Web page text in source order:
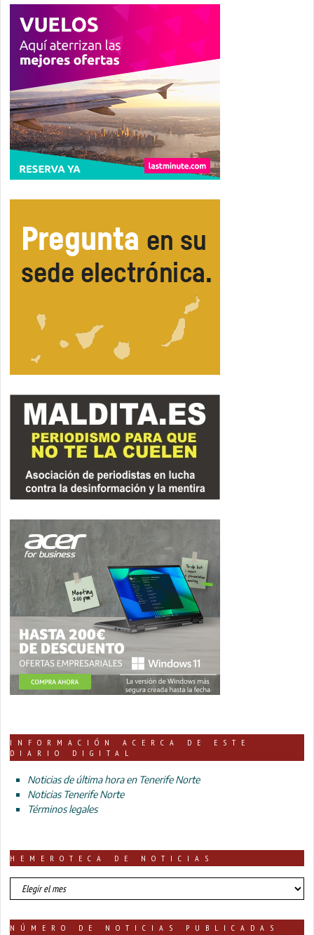
INFORMACIÓN ACERCA DE ESTE
DIARIO DIGITAL
Noticias de última hora en Tenerife Norte
Noticias Tenerife Norte
Términos legales
HEMEROTECA DE NOTICIAS
HEMEROTECA
DE
NÚMERO DE NOTICIAS PUBLICADAS